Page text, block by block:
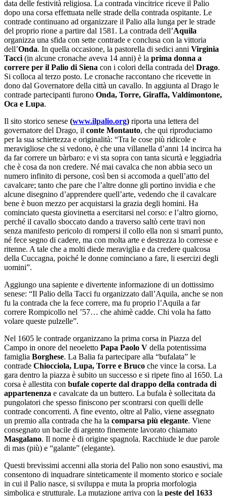
data delle festività religiosa. La contrada vincitrice riceve il Palio
dopo una corsa effettuata nelle strade della contrada ospitante. Le
contrade continuano ad organizzare il Palio alla lunga per le strade
del proprio rione a partire dal 1581. La contrada dell’Aquila
organizza una sfida con sette contrade e conclusa con la vittoria
dell’Onda. In quella occasione, la pastorella di sedici anni Virginia
Tacci (in alcune cronache aveva 14 anni) è la prima donna a
correre per il Palio di Siena con i colori della contrada del Drago.
Si colloca al terzo posto. Le cronache raccontano che ricevette in
dono dal Governatore della città un cavallo. In aggiunta al Drago le
contrade partecipanti furono Onda, Torre, Giraffa, Valdimontone,
Oca e Lupa.
Il sito storico senese (www.ilpalio.org) riporta una lettera del
governatore del Drago, il conte Montauto, che qui riproduciamo
per la sua schiettezza e originalità: “Tra le cose più ridicole e
meravigliose che si vedono, è che una villanella d’anni 14 incirca ha
da far correre un bàrbaro: e vi sta sopra con tanta sicurtà e leggiadrìa
che è cosa da non credere. Né mai cavalca che non abbia seco un
numero infinito di persone, così ben si accomoda a quell’atto del
cavalcare; tanto che pare che l’altre donne gli portino invidia e che
alcune disegnino d’apprendere quell’arte, vedendo che il cavalcare
bene è buon mezzo per acquistarsi la grazia degli homini. Ha
cominciato questa giovinetta a esercitarsi nel corso: e l’altro giorno,
perché il cavallo sboccato dando a traverso saltò certe travi non
senza manifesto pericolo di rompersi il collo ella non si smarrì punto,
né fece segno di cadere, ma con molta arte e destrezza lo corresse e
ritenne. A tale che a molti diede meraviglia e da credere qualcosa
della Cuccagna, poiché le donne cominciano a fare, li esercizi degli
uomini”.
Aggiungo una sapiente e divertente informazione di un dottissimo
senese: “Il Palio della Tacci fu organizzato dall’Aquila, anche se non
fu la contrada che la fece correre, ma fu proprio l’Aquila a far
correre Rompicollo nel ’57… che ahimè cadde. Chi vola ha fatto
volare queste pulzelle”.
Nel 1605 le contrade organizzano la prima corsa in Piazza del
Campo in onore del neoeletto Papa Paolo V della potentissima
famiglia Borghese. La Balia fa partecipare alla “bufalata” le
contrade Chiocciola, Lupa, Torre e Bruco che vince la corsa. La
gara dentro la piazza è subito un successo e si ripete fino al 1650. La
corsa è allestita con bufale coperte dal drappo della contrada di
appartenenza e cavalcate da un buttero. La bufala è sollecitata da
pungolatori che spesso finiscono per scontrarsi con quelli delle
contrade concorrenti. A fine evento, oltre al Palio, viene assegnato
un premio alla contrada che ha la comparsa più elegante. Viene
consegnato un bacile di argento finemente lavorato chiamato
Masgalano. Il nome è di origine spagnola. Racchiude le due parole
di mas (più) e “galante” (elegante).
Questi brevissimi accenni alla storia del Palio non sono esaustivi, ma
consentono di inquadrare sinteticamente il momento storico e sociale
in cui il Palio nasce, si sviluppa e muta la propria morfologia
simbolica e strutturale. La mutazione arriva con la peste del 1633